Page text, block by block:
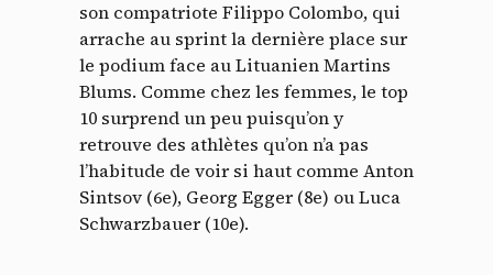
son compatriote Filippo Colombo, qui
arrache au sprint la dernière place sur
le podium face au Lituanien Martins
Blums. Comme chez les femmes, le top
10 surprend un peu puisqu’on y
retrouve des athlètes qu’on n’a pas
l’habitude de voir si haut comme Anton
Sintsov (6e), Georg Egger (8e) ou Luca
Schwarzbauer (10e).